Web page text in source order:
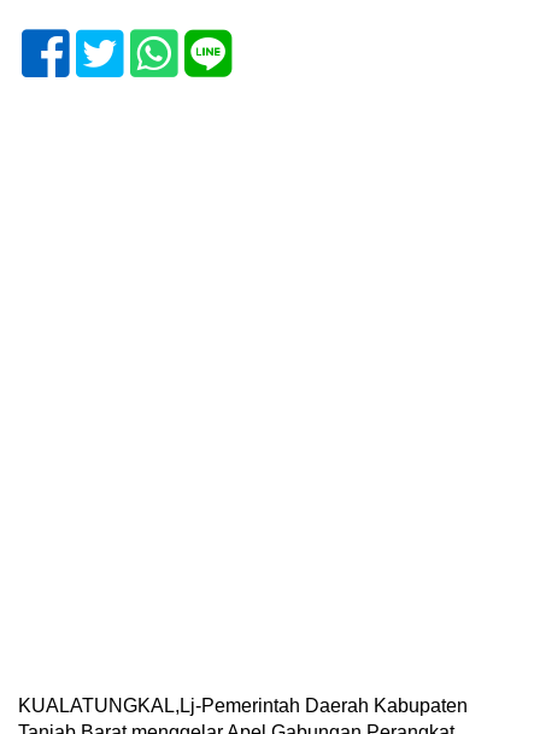
KUALATUNGKAL,Lj-Pemerintah Daerah Kabupaten